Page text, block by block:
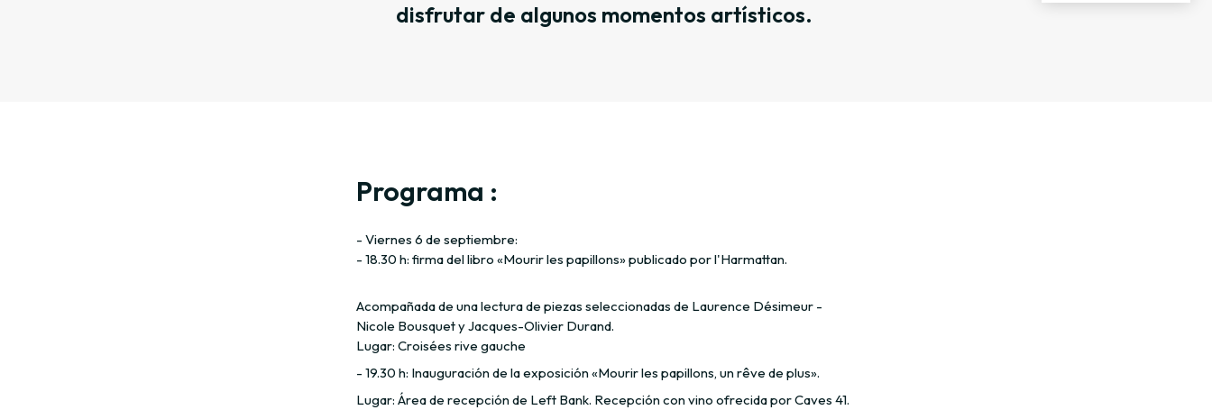
disfrutar de algunos momentos artísticos.
Programa :
- Viernes 6 de septiembre:
- 18.30 h: firma del libro «Mourir les papillons» publicado por l'Harmattan.
Acompañada de una lectura de piezas seleccionadas de Laurence Désimeur -
Nicole Bousquet y Jacques-Olivier Durand.
Lugar: Croisées rive gauche
- 19.30 h: Inauguración de la exposición «Mourir les papillons, un rêve de plus».
Lugar: Área de recepción de Left Bank. Recepción con vino ofrecida por Caves 41.